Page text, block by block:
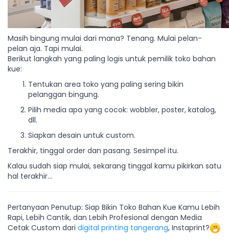
Masih bingung mulai dari mana? Tenang. Mulai pelan-
pelan aja. Tapi mulai.
Berikut langkah yang paling logis untuk pemilik toko bahan
kue:
Tentukan area toko yang paling sering bikin
pelanggan bingung.
Pilih media apa yang cocok: wobbler, poster, katalog,
dll.
Siapkan desain untuk custom.
Terakhir, tinggal order dan pasang. Sesimpel itu.
Kalau sudah siap mulai, sekarang tinggal kamu pikirkan satu
hal terakhir…
Pertanyaan Penutup: Siap Bikin Toko Bahan Kue Kamu Lebih
Rapi, Lebih Cantik, dan Lebih Profesional dengan Media
Cetak Custom dari digital printing tangerang, Instaprint?